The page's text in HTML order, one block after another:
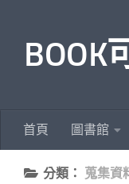
BOOK
首頁 圖書館
分類： 蒐集資